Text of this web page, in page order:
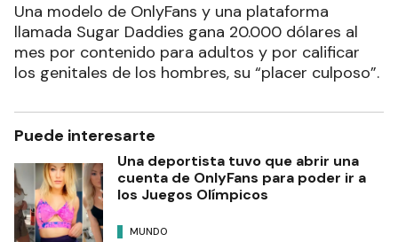
Una modelo de OnlyFans y una plataforma
llamada Sugar Daddies gana 20.000 dólares al
mes por contenido para adultos y por calificar
los genitales de los hombres, su “placer culposo”.
Puede interesarte
Una deportista tuvo que abrir una
cuenta de OnlyFans para poder ir a
los Juegos Olímpicos
MUNDO